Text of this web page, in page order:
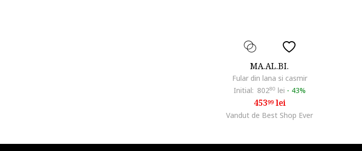
MA.AL.BI.
Fular din lana si casmir
Initial: 80280 lei - 43%
45399lei
Vandut de Best Shop Ever